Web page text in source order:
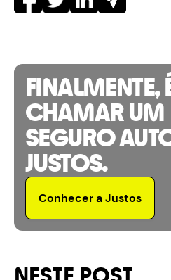
FINALMENTE,
CHAMAR UM
SEGURO
JUSTOS.
Conhecer a Justos